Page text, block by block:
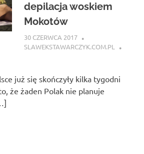
depilacja woskiem
Mokotów
30 CZERWCA 2017
SLAWEKSTAWARCZYK.COM.PL
już się skończyły kilka tygodni
że żaden Polak nie planuje